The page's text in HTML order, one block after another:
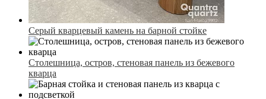
Серый кварцевый камень на барной стойке
Столешница, остров, стеновая панель из бежевого
кварца